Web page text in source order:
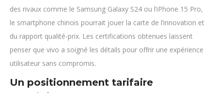
des rivaux comme le Samsung Galaxy S24 ou l’iPhone 15 Pro,
le smartphone chinois pourrait jouer la carte de l’innovation et
du rapport qualité-prix. Les certifications obtenues laissent
penser que vivo a soigné les détails pour offrir une expérience
utilisateur sans compromis.
Un positionnement tarifaire